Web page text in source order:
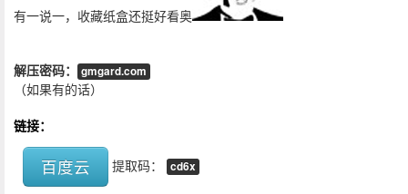
有一说一，收藏纸盒还挺好看奥
解压密码： gmgard.com
（如果有的话）
链接：
百度云 提取码： cd6x